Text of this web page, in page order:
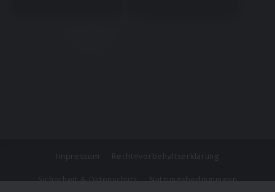
Impressum Rechtevorbehaltserklärung
Sicherheit & Datenschutz Nutzungsbedingungen